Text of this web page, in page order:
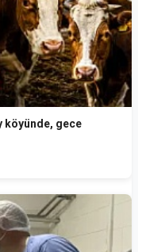
köyünde, gece